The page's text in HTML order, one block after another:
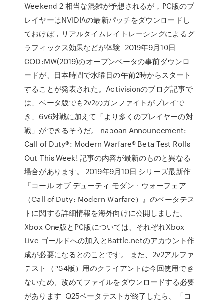
Weekend 2 相当な混雑が予想されるが，PC版のプ
レイヤーはNVIDIAの最新パッチをダウンロードし
ておけば，リアルタイムレイトレーシングによるグ
ラフィックス効果などが体験 2019年9月10日
COD:MW(2019)のオープンベータの事前ダウンロ
ードが、日本時間で水曜日の午前2時からスタート
することが発表された。Activisionのブログ記事で
は、ベータ版でも2v2のガンファイトがプレイで
き、6v6対戦に加えて「より多くのプレイヤーの対
戦」ができるそうだ。 napoan Announcement:
Call of Duty®: Modern Warfare® Beta Test Rolls
Out This Week! 記事の内容が最新のものと異なる
場合があります。 2019年9月10日 シリーズ最新作
『コール オブ デューティ モダン・ウォーフェア
（Call of Duty: Modern Warfare）』のベータテス
トに関する詳細情報を海外向けに公開しました。
Xbox One版とPC版については、それぞれXbox
Live ゴールドへの加入とBattle.netのアカウント作
成が必要になるとのことです。 また、2v2アルファ
テスト（PS4版）用のクライアントは今回使用でき
ないため、改めてファイルをダウンロードする必要
があります Q25ベータテストが終了したら、「コ